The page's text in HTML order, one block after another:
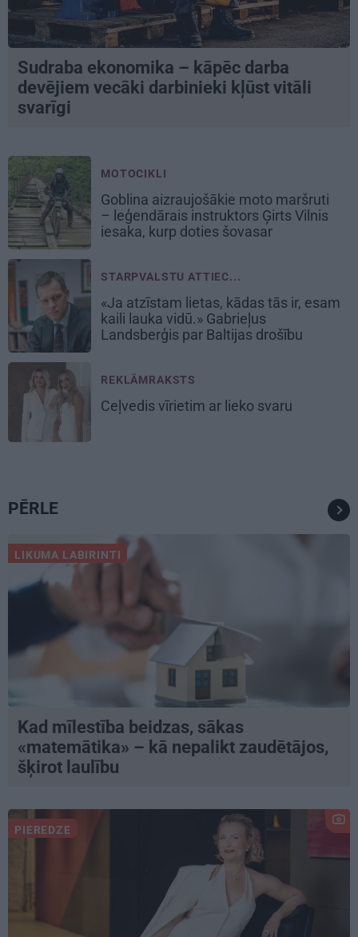
Sudraba ekonomika – kāpēc darba
devējiem vecāki darbinieki kļūst vitāli
svarīgi
MOTOCIKLI
Goblina aizraujošākie moto maršruti
– leģendārais instruktors Ģirts Vilnis
iesaka, kurp doties šovasar
STARPVALSTU ATTIEC...
«Ja atzīstam lietas, kādas tās ir, esam
kaili lauka vidū.» Gabrieļus
Landsberģis par Baltijas drošību
REKLĀMRAKSTS
Ceļvedis vīrietim ar lieko svaru
PĒRLE
LIKUMA LABIRINTI
Kad mīlestība beidzas, sākas
«matemātika» – kā nepalikt zaudētājos,
šķirot laulību
PIEREDZE